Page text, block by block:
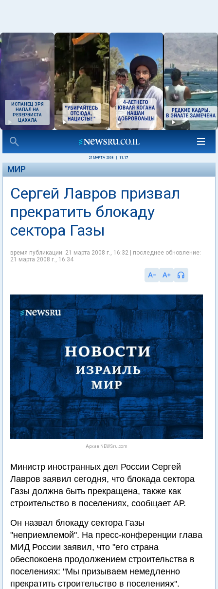
ИСПАНЕЦ ЗРЯ
НАПАЛ НА
РЕЗЕРВИСТА
ЦАХАЛА
21 МАРТА 2008 11:17
МИР
Сергей Лавров призвал
прекратить блокаду
сектора Газы
время публикации: 21 марта 2008 г., 16:32 | последнее обновление:
21 марта 2008 г., 16:34
Архив NEWSru.com
Министр иностранных дел России Сергей
Лавров заявил сегодня, что блокада сектора
Газы должна быть прекращена, также как
строительство в поселениях, сообщает АР.
Он назвал блокаду сектора Газы
"неприемлемой". На пресс-конференции глава
МИД России заявил, что "его страна
обеспокоена продолжением строительства в
поселениях: "Мы призываем немедленно
прекратить строительство в поселениях".